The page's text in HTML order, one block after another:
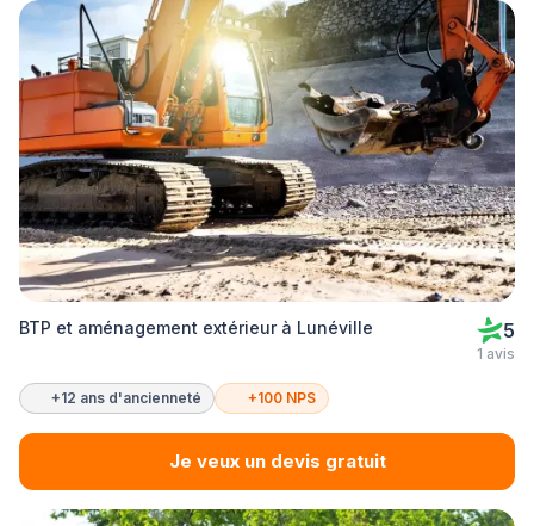
BTP et aménagement extérieur à Lunéville 5
1 avis
+12 ans d'ancienneté +100 NPS
Je veux un devis gratuit